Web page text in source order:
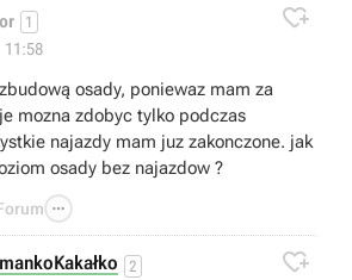
1
11:58

osady, poniewaz mam za
mozna zdobyc tylko podczas
najazdy mam juz zakonczone. jak
osady bez najazdow ?

2 